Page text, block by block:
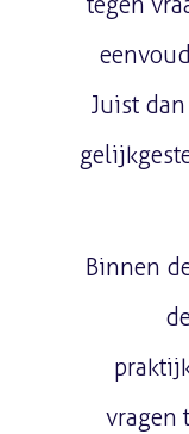
Juist
Binnen
vragen